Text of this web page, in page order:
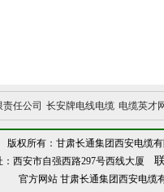
任公司 长安牌电线电缆 电缆英才
版权所有：甘肃长通集团西安电缆
：西安市自强西路297号西线大厦
官方网站 甘肃长通集团西安电缆